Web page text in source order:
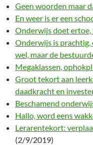
Geen woorden maar
En weer is er een
Onderwijs doet ertoe,
Onderwijs is prachtig,
wel, maar de
Megaklassen,
Groot tekort aan
daadkracht en
Beschamend
Hallo, word eens
Lerarentekort:
(2/9/2019)